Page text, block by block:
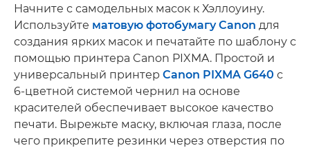
Начните с самодельных масок к Хэллоуину.
Используйте матовую фотобумагу Canon для
создания ярких масок и печатайте по шаблону с
помощью принтера Canon PIXMA. Простой и
универсальный принтер Canon PIXMA G640 с
6-цветной системой чернил на основе
красителей обеспечивает высокое качество
печати. Вырежьте маску, включая глаза, после
чего прикрепите резинки через отверстия по